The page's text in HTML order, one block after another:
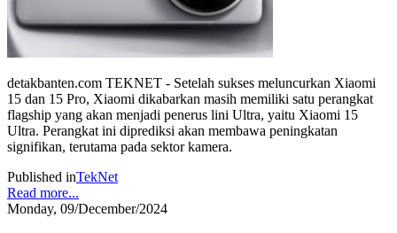
detakbanten.com TEKNET - Setelah sukses meluncurkan Xiaomi
15 dan 15 Pro, Xiaomi dikabarkan masih memiliki satu perangkat
flagship yang akan menjadi penerus lini Ultra, yaitu Xiaomi 15
Ultra. Perangkat ini diprediksi akan membawa peningkatan
signifikan, terutama pada sektor kamera.
Published inTekNet
Read more...
Monday, 09/December/2024